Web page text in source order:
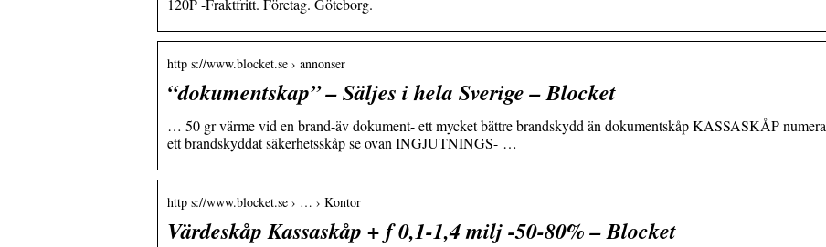
120P -Fraktfritt. Företag. Göteborg.
http s://www.blocket.se › annonser
“dokumentskap” – Säljes i hela Sverige – Blocket
… 50 gr värme vid en brand-äv dokument- ett mycket bättre brandskydd än dokumentskåp KASSASKÅP numera
ett brandskyddat säkerhetsskåp se ovan INGJUTNINGS- …
http s://www.blocket.se › … › Kontor
Värdeskåp Kassaskåp + f 0,1-1,4 milj -50-80% – Blocket